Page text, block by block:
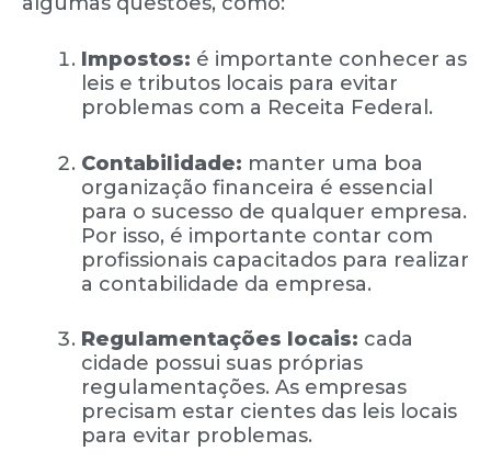
Impostos: é importante conhecer as
leis e tributos locais para evitar
problemas com a Receita Federal.
Contabilidade: manter uma boa
organização financeira é essencial
para o sucesso de qualquer empresa.
Por isso, é importante contar com
profissionais capacitados para realizar
a contabilidade da empresa.
Regulamentações locais: cada
cidade possui suas próprias
regulamentações. As empresas
precisam estar cientes das leis locais
para evitar problemas.